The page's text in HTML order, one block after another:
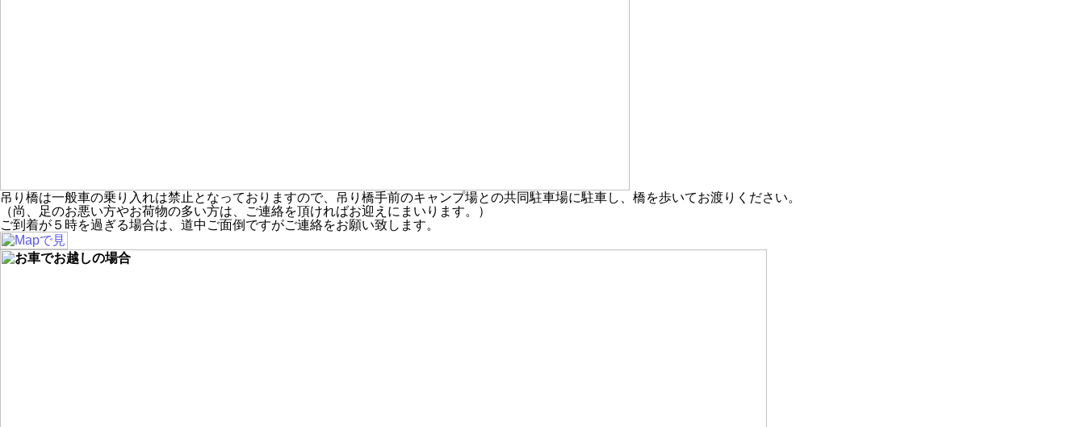
吊り橋は一般車の乗り入れは禁止となっておりますので、吊り橋手前のキャンプ場との共同駐車場に駐車し、橋を歩いてお渡りください。
（尚、足のお悪い方やお荷物の多い方は、ご連絡を頂ければお迎えにまいります。）
ご到着が５時を過ぎる場合は、道中ご面倒ですがご連絡をお願い致します。